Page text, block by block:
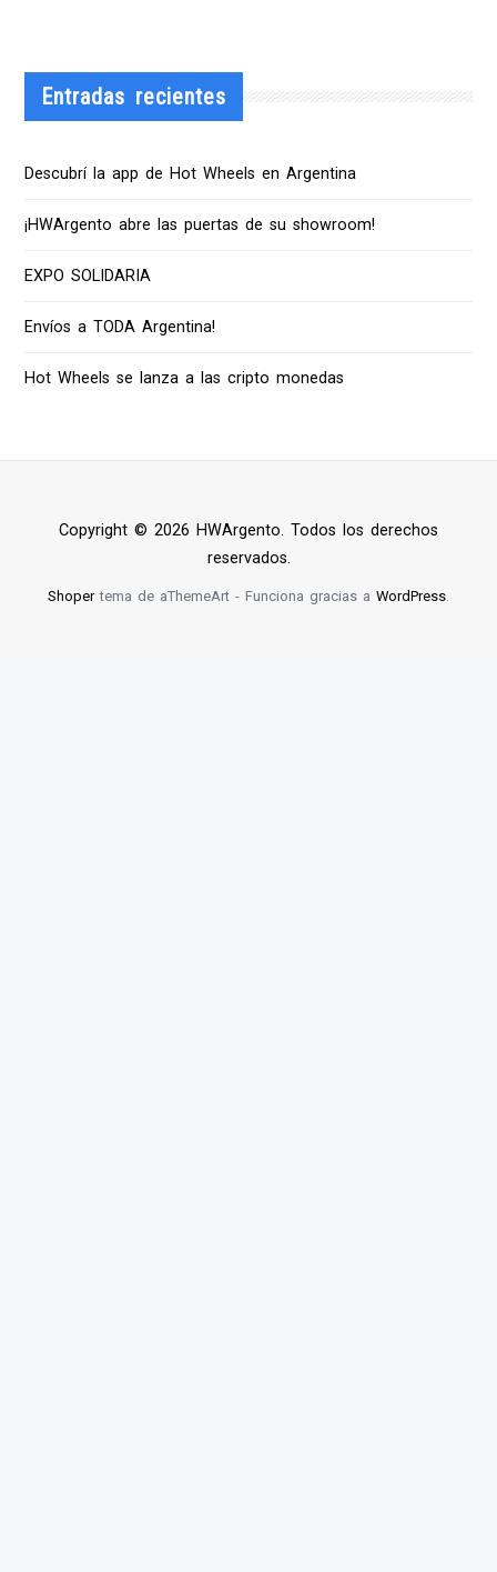
Entradas recientes
Descubrí la app de Hot Wheels en Argentina
¡HWArgento abre las puertas de su showroom!
EXPO SOLIDARIA
Envíos a TODA Argentina!
Hot Wheels se lanza a las cripto monedas
Copyright © 2026 HWArgento. Todos los derechos
reservados.
Shopertema de aThemeArt - Funciona gracias a WordPress.